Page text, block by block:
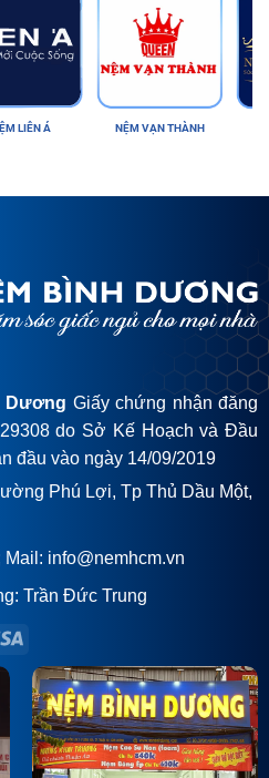
LIÊN Á NỆM VẠN THÀNH
Dương Giấy chứng nhận đăng
do Sở Kế Hoạch và Đầu
đầu vào ngày 14/09/2019
Phú Lợi, Tp Thủ Dầu Một,
info@nemhcm.vn
Trần Đức Trung